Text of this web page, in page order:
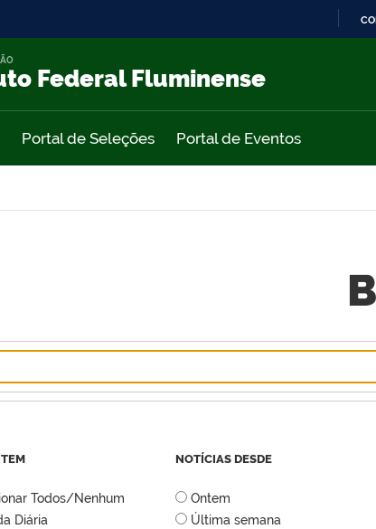
Federal Fluminense
Portal de Seleções Portal de Eventos
Todos/Nenhum
Diária
NOTÍCIAS DESDE
Ontem
Última semana